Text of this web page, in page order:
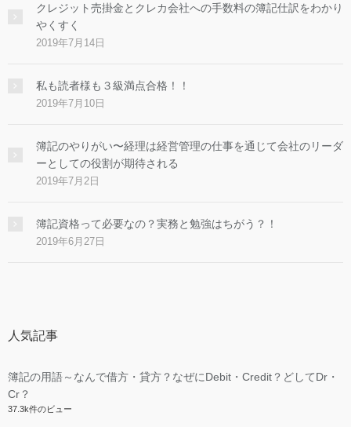
クレジット売掛金とクレカ会社への手数料の簿記仕訳をわかり
やくすく
2019年7月14日
私も読者様も３級満点合格！！
2019年7月10日
簿記のやりがい〜経理は経営管理の仕事を通じて会社のリーダ
ーとしての役割が期待される
2019年7月2日
簿記資格って必要なの？実務と勉強はちがう？！
2019年6月27日
人気記事
簿記の用語～なんで借方・貸方？なぜにDebit・Credit？どしてDr・
Cr？
37.3k件のビュー